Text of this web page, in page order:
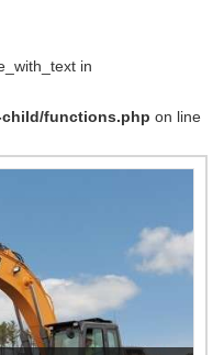
in
functions.php on line